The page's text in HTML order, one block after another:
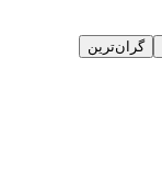
گران‌ترین